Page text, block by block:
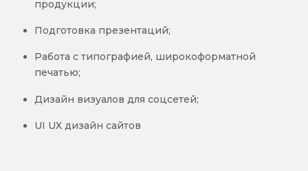
продукции;
Подготовка презентаций;
Работа с типографией, широкоформатной
печатью;
Дизайн визуалов для соцсетей;
UI UX дизайн сайтов